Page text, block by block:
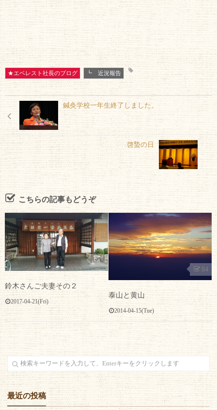
★エベレスト社長のブログ ┗ 近況報告
鍼灸学校一年生終了しました。
啓蟄の日
こちらの記事もどうぞ
1
鈴木さんご夫妻その２
2017-04-21(Fri)
84
泰山と黄山
2014-04-15(Tue)
最近の投稿